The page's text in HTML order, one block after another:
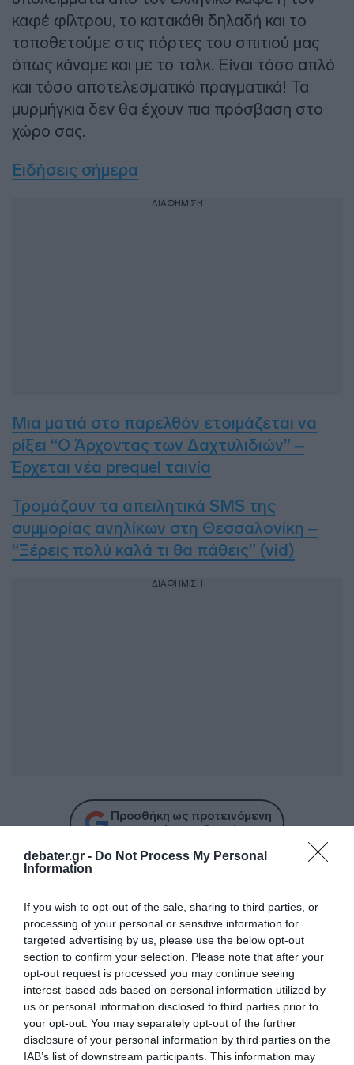
debater.gr - Do Not Process My Personal
Information
If you wish to opt-out of the sale, sharing to third parties, or
processing of your personal or sensitive information for
targeted advertising by us, please use the below opt-out
section to confirm your selection. Please note that after your
opt-out request is processed you may continue seeing
interest-based ads based on personal information utilized by
us or personal information disclosed to third parties prior to
your opt-out. You may separately opt-out of the further
disclosure of your personal information by third parties on the
IAB’s list of downstream participants. This information may
καφέ φίλτρου, το κατακάθι δηλαδή και το
τοποθετούμε στις πόρτες του σπιτιού μας
όπως κάναμε και με το ταλκ. Είναι τόσο απλό
και τόσο αποτελεσματικό πραγματικά! Τα
μυρμήγκια δεν θα έχουν πια πρόσβαση στο
χώρο σας.
Ειδήσεις σήμερα
ΔΙΑΦΗΜΙΣΗ
Μια ματιά στο παρελθόν ετοιμάζεται να
ρίξει “Ο Άρχοντας των Δαχτυλιδιών” –
Έρχεται νέα prequel ταινία
Τρομάζουν τα απειλητικά SMS της
συμμορίας ανηλίκων στη Θεσσαλονίκη –
“Ξέρεις πολύ καλά τι θα πάθεις” (vid)
ΔΙΑΦΗΜΙΣΗ
Προσθήκη ως προτεινόμενη
πηγή στην Google
και μάθετε πρώτοι όλες τις ειδήσεις
Share Tweet
ΜΥΡΜΗΓΚΙΑ
ΔΙΑΦΗΜΙΣΗ